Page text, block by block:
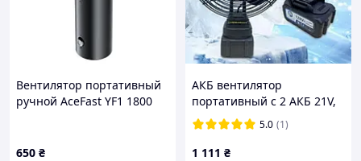
Вентилятор портативный
ручной AceFast YF1 1800
650 ₴
АКБ вентилятор
портативный с 2 АКБ 21V,
Аккумуляторный
вентилятор для дома VL-
801
5.0 (1)
1 111 ₴